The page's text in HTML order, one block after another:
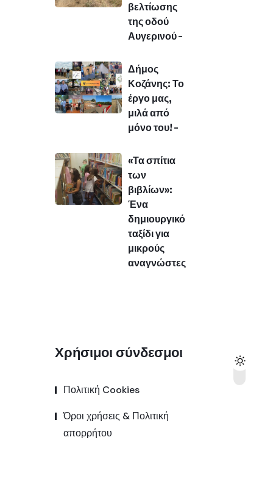
βελτίωσης
της οδού
Αυγερινού –
Δήμος
Κοζάνης: Το
έργο μας,
μιλά από
μόνο του! –
«Τα σπίτια
των
βιβλίων»:
Ένα
δημιουργικό
ταξίδι για
μικρούς
αναγνώστες
Χρήσιμοι σύνδεσμοι
Πολιτική Cookies
Όροι χρήσεις & Πολιτική
απορρήτου